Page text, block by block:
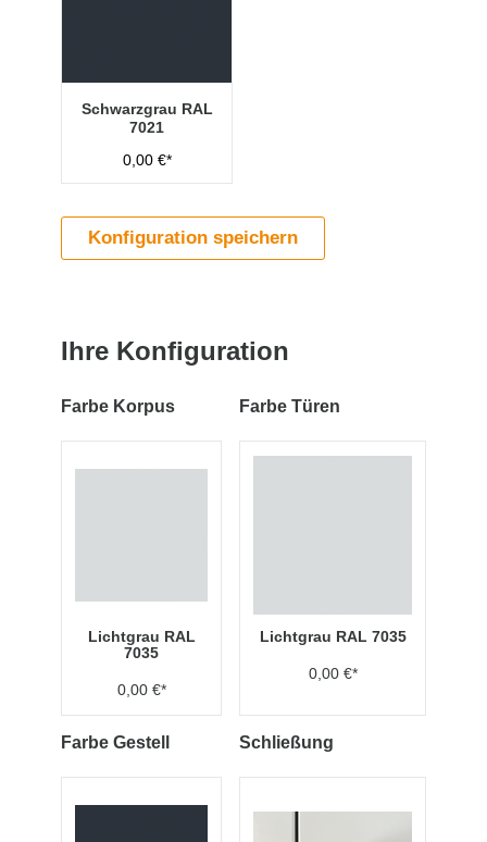
Schwarzgrau RAL
7021
0,00 €*
Konfiguration speichern
Ihre Konfiguration
Farbe Korpus
Lichtgrau RAL
7035
0,00 €*
Farbe Türen
Lichtgrau RAL 7035
0,00 €*
Farbe Gestell Schließung